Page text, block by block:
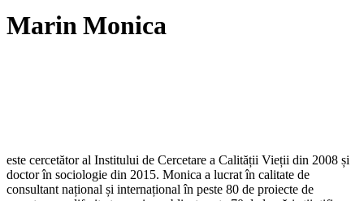
Marin Monica
este cercetător al Institului de Cercetare a Calității Vieții din 2008 și
doctor în sociologie din 2015. Monica a lucrat în calitate de
consultant național și internațional în peste 80 de proiecte de